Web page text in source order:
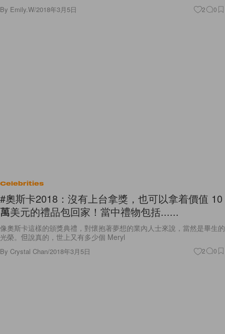
By Emily.W/2018年3月5日 2 0
Celebrities
#奧斯卡2018：沒有上台拿獎，也可以拿着價值 10
萬美元的禮品包回家！當中禮物包括......
像奧斯卡這樣的頒獎典禮，對懷抱著夢想的業內人士來說，當然是畢生的
光榮。但說真的，世上又有多少個 Meryl
By Crystal Chan/2018年3月5日 2 0